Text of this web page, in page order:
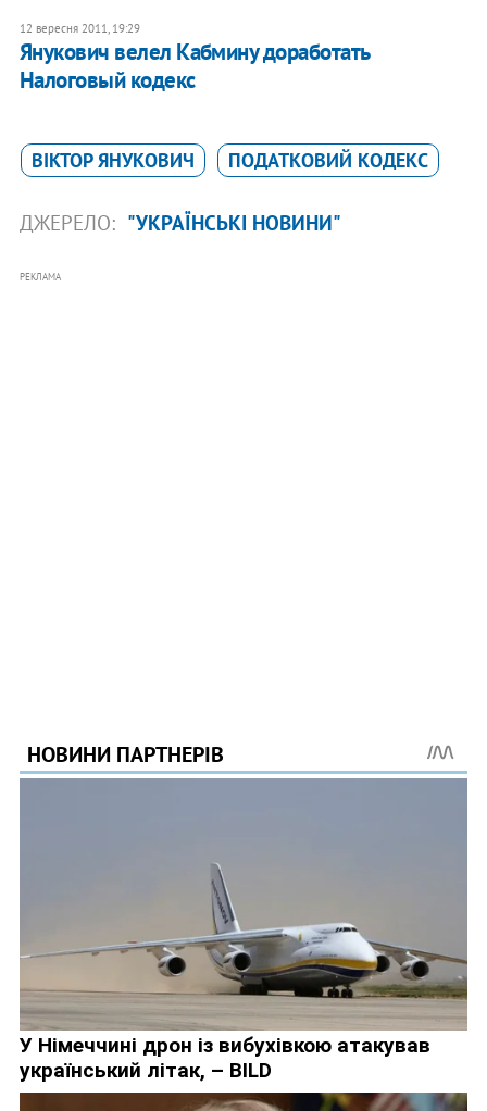
12 вересня 2011, 19:29
Янукович велел Кабмину доработать
Налоговый кодекс
ВІКТОР ЯНУКОВИЧ ПОДАТКОВИЙ КОДЕКС
ДЖЕРЕЛО: "УКРАЇНСЬКІ НОВИНИ"
РЕКЛАМА